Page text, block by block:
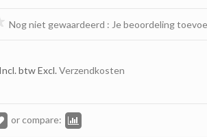
Nog niet gewaardeerd : Je beoordeling
Incl. btw Excl. Verzendkosten
or compare: